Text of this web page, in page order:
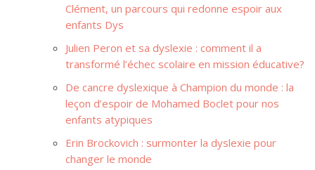
Clément, un parcours qui redonne espoir aux
enfants Dys
Julien Peron et sa dyslexie : comment il a
transformé l’échec scolaire en mission éducative?
De cancre dyslexique à Champion du monde : la
leçon d’espoir de Mohamed Boclet pour nos
enfants atypiques
Erin Brockovich : surmonter la dyslexie pour
changer le monde